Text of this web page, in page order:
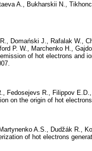
A., Bukharskii N.,
Domański J., Rafalak W.,
P. W., Marchenko H.,
of hot electrons and
Fedosejevs R., Filippov
on the origin of hot
A.S., Dudžák R.,
of hot electrons